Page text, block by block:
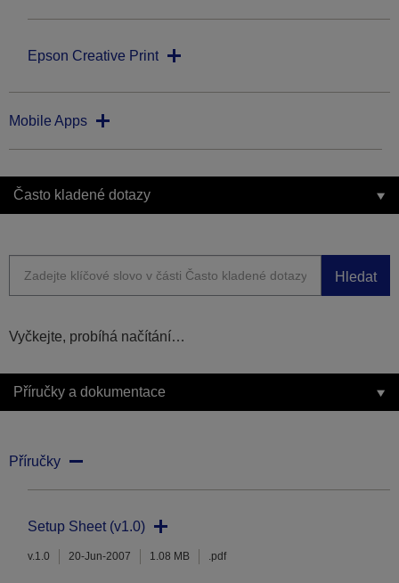
Epson Creative Print
Mobile Apps
Často kladené dotazy
Hledat
Vyčkejte, probíhá načítání…
Příručky a dokumentace
Příručky
Setup Sheet (v1.0)
v.1.0 20-Jun-2007 1.08 MB .pdf